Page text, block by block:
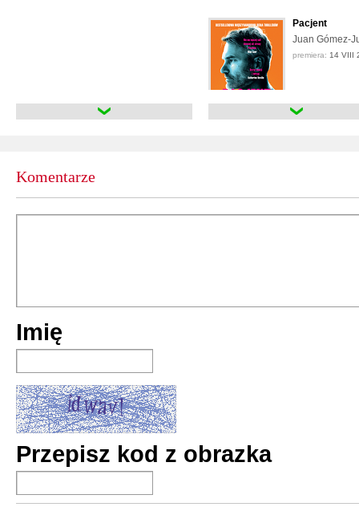
Pacjent
Juan Gómez-
premiera: 14 VIII
Pacjent
Komentarze
Imię
Przepisz kod z obrazka